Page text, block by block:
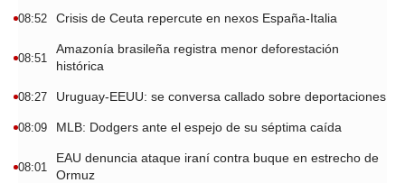
08:52 Crisis de Ceuta repercute en nexos España-Italia
08:51
Amazonía brasileña registra menor deforestación
histórica
08:27 Uruguay-EEUU: se conversa callado sobre deportaciones
08:09 MLB: Dodgers ante el espejo de su séptima caída
08:01
EAU denuncia ataque iraní contra buque en estrecho de
Ormuz